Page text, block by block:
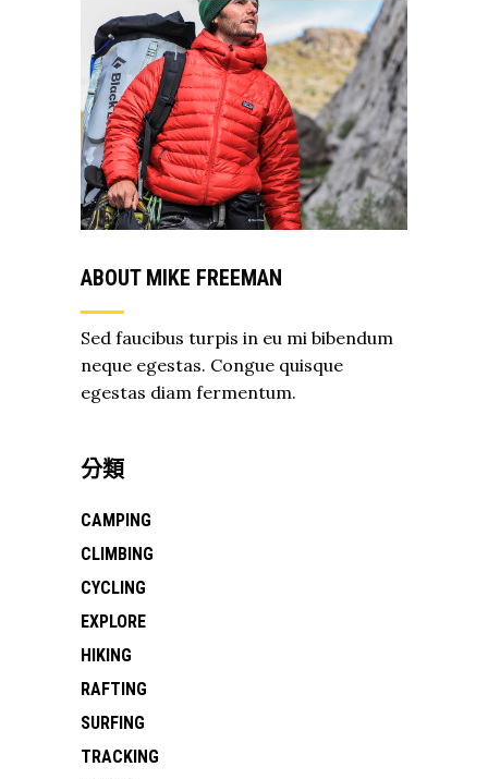
ABOUT MIKE FREEMAN
Sed faucibus turpis in eu mi bibendum
neque egestas. Congue quisque
egestas diam fermentum.
分類
CAMPING
CLIMBING
CYCLING
EXPLORE
HIKING
RAFTING
SURFING
TRACKING